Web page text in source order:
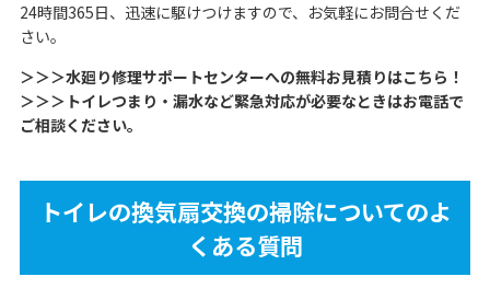
24時間365日、迅速に駆けつけますので、お気軽にお問合せくだ
さい。
＞＞＞水廻り修理サポートセンターへの無料お見積りはこちら！
＞＞＞トイレつまり・漏水など緊急対応が必要なときはお電話で
ご相談ください。
トイレの換気扇交換の掃除についてのよ
くある質問